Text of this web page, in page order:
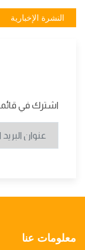
النشرة الإخبارية
اشترك في
معلومات عنا